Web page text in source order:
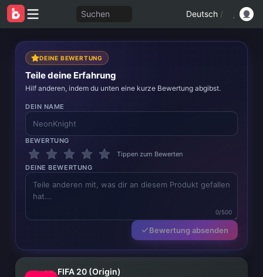
Suchen Deutsch /
DEINE BEWERTUNG
Teile deine Erfahrung
Hilf anderen, indem du unten eine kurze Bewertung abgibst.
DEIN NAME
BEWERTUNG
Tippen zum Bewerten
DEINE BEWERTUNG
0/500
Bewertung absenden
FIFA 20 (Origin)